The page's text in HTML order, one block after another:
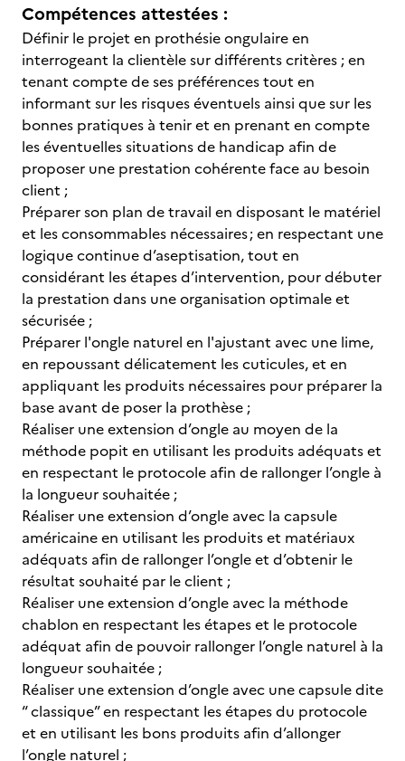
Compétences attestées :
Définir le projet en prothésie ongulaire en
interrogeant la clientèle sur différents critères ; en
tenant compte de ses préférences tout en
informant sur les risques éventuels ainsi que sur les
bonnes pratiques à tenir et en prenant en compte
les éventuelles situations de handicap afin de
proposer une prestation cohérente face au besoin
client ;
Préparer son plan de travail en disposant le matériel
et les consommables nécessaires ; en respectant une
logique continue d’aseptisation, tout en
considérant les étapes d’intervention, pour débuter
la prestation dans une organisation optimale et
sécurisée ;
Préparer l'ongle naturel en l'ajustant avec une lime,
en repoussant délicatement les cuticules, et en
appliquant les produits nécessaires pour préparer la
base avant de poser la prothèse ;
Réaliser une extension d’ongle au moyen de la
méthode popit en utilisant les produits adéquats et
en respectant le protocole afin de rallonger l’ongle à
la longueur souhaitée ;
Réaliser une extension d’ongle avec la capsule
américaine en utilisant les produits et matériaux
adéquats afin de rallonger l’ongle et d’obtenir le
résultat souhaité par le client ;
Réaliser une extension d’ongle avec la méthode
chablon en respectant les étapes et le protocole
adéquat afin de pouvoir rallonger l’ongle naturel à la
longueur souhaitée ;
Réaliser une extension d’ongle avec une capsule dite
“ classique” en respectant les étapes du protocole
et en utilisant les bons produits afin d’allonger
l’ongle naturel ;